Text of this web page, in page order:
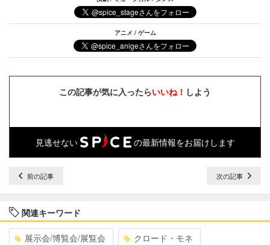
アニメ / ゲーム
この記事が気に入ったらいいね！ しよう
見逃せない の最新情報をお届けします
前の記事 次の記事
関連キーワード
展示会/博覧会/展覧会 クロード・モネ